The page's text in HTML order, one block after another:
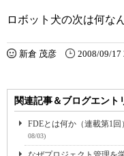
ロボット犬の次は何な
新倉 茂彦 2008/09/17
関連記事＆ブログエント
FDEとは何か（連載第1
08/03)